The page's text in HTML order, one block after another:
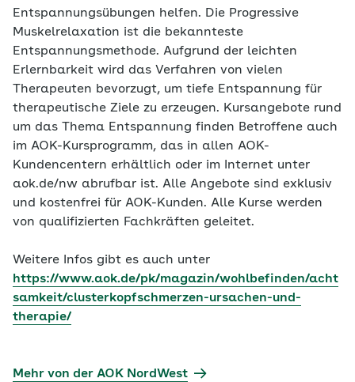
Entspannungsübungen helfen. Die Progressive
Muskelrelaxation ist die bekannteste
Entspannungsmethode. Aufgrund der leichten
Erlernbarkeit wird das Verfahren von vielen
Therapeuten bevorzugt, um tiefe Entspannung für
therapeutische Ziele zu erzeugen. Kursangebote rund
um das Thema Entspannung finden Betroffene auch
im AOK-Kursprogramm, das in allen AOK-
Kundencentern erhältlich oder im Internet unter
aok.de/nw abrufbar ist. Alle Angebote sind exklusiv
und kostenfrei für AOK-Kunden. Alle Kurse werden
von qualifizierten Fachkräften geleitet.
Weitere Infos gibt es auch unter
https://www.aok.de/pk/magazin/wohlbefinden/acht
samkeit/clusterkopfschmerzen-ursachen-und-
therapie/
Mehr von der AOK NordWest